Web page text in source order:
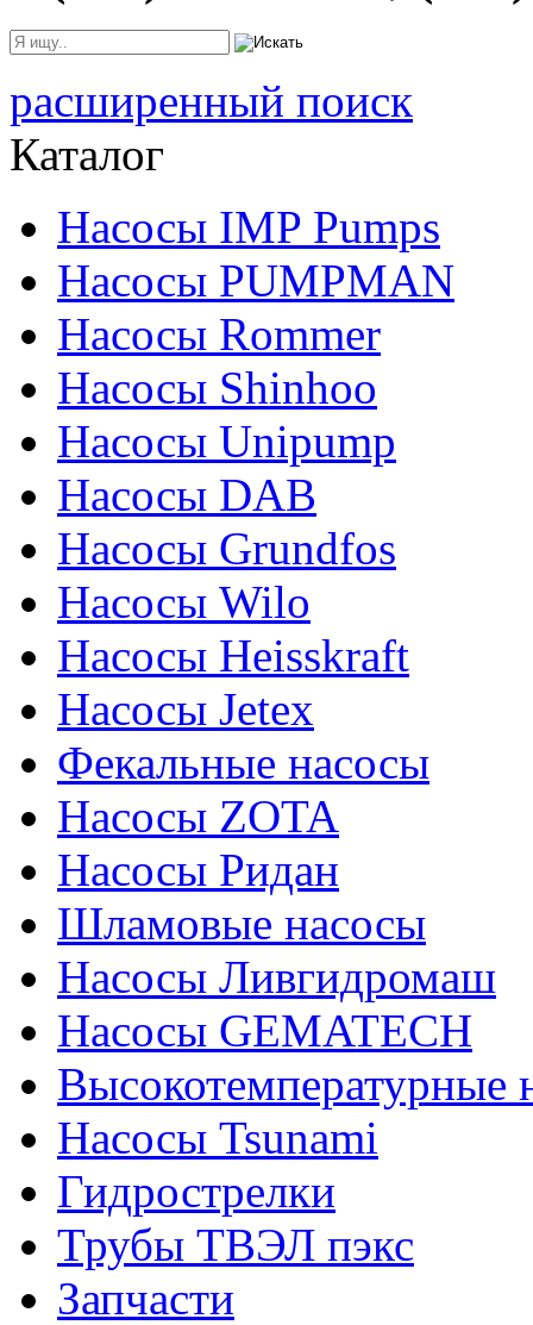
расширенный поиск
Каталог
Насосы IMP Pumps
Насосы PUMPMAN
Насосы Rommer
Насосы Shinhoo
Насосы Unipump
Насосы DAB
Насосы Grundfos
Насосы Wilo
Насосы Heisskraft
Насосы Jetex
Фекальные насосы
Насосы ZOTA
Насосы Ридан
Шламовые насосы
Насосы Ливгидромаш
Насосы GEMATECH
Высокотемпературные
Насосы Tsunami
Гидрострелки
Трубы ТВЭЛ пэкс
Запчасти